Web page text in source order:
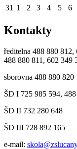
31 1 2 3 4 5 6
Kontakty
ředitelna 488 880 812,
488 880 811, 602 349
sborovna 488 880 820
ŠD I 725 985 594,
ŠD II 732 280 648
ŠD III 728 892 165
e-mail: